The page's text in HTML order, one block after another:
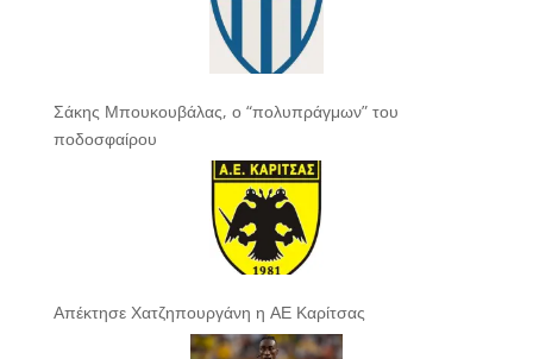
Σάκης Μπουκουβάλας, ο “πολυπράγμων” του
ποδοσφαίρου
Απέκτησε Χατζηπουργάνη η ΑΕ Καρίτσας